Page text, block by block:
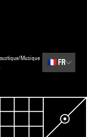
Musique
🇫🇷 FR